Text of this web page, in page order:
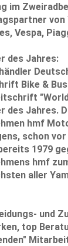
im
von
Vespa,
des Jahres:
Bike &
des Jahres.
hmf
schon
1979
hmf
aller
und
top